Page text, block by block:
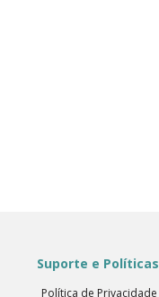
Suporte e Políticas
Política de Privacidade